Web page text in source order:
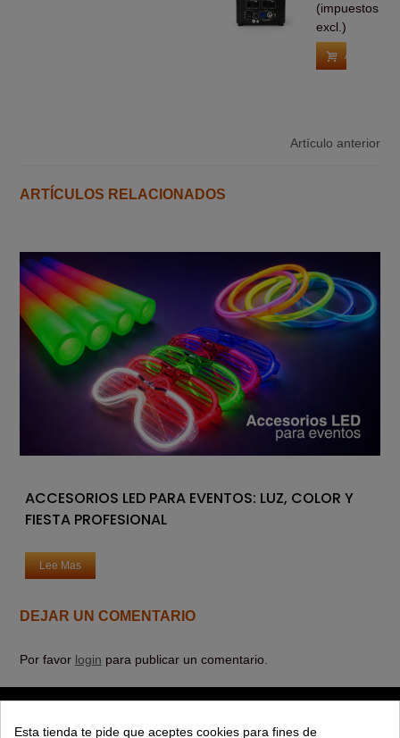
(impuestos
excl.)
Añadir Al
Artículo anterior
ARTÍCULOS RELACIONADOS
ACCESORIOS LED PARA EVENTOS: LUZ, COLOR Y
FIESTA PROFESIONAL
Lee Mas
DEJAR UN COMENTARIO
Por favor login para publicar un comentario.
Esta tienda te pide que aceptes cookies para fines de